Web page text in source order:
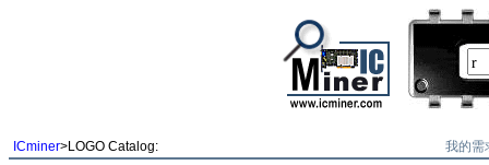
ICminer>LOGO Catalog: 我的需